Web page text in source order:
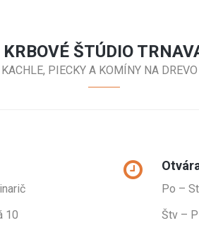
KRBOVÉ ŠTÚDIO
KACHLE, PIECKY A KOMÍNY NA
10
Po –
Štv –